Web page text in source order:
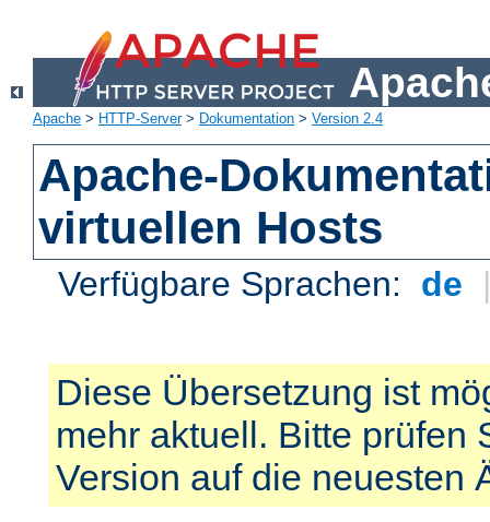
Apache > HTTP-Server> Dokumentation > Version 2.4
Apache-
virtuellen Hosts
Verfügbare Sprachen: de
Diese Übersetzung ist
mehr aktuell. Bitte prüfen
Version auf die neuesten